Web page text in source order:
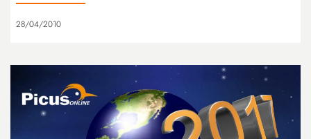
28/04/2010